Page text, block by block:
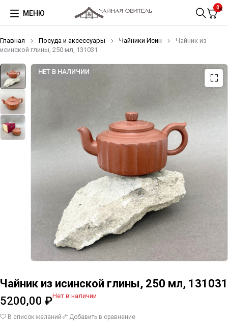
МЕНЮ
0
Главная Посуда и аксессуары Чайники Исин
Чайник из
исинской глины, 250 мл, 131031
НЕТ В НАЛИЧИИ
Чайник из исинской глины, 250 мл, 131031
5200,00 ₽Нет в наличии
В список желаний Добавить в сравнение